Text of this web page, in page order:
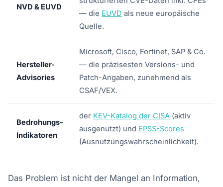
NVD & EUVD
— die EUVD als neue europäische
Quelle.
Hersteller-
Advisories
Microsoft, Cisco, Fortinet, SAP & Co.
— die präzisesten Versions- und
Patch-Angaben, zunehmend als
CSAF/VEX.
Bedrohungs-
Indikatoren
der KEV-Katalog der CISA (aktiv
ausgenutzt) und EPSS-Scores
(Ausnutzungswahrscheinlichkeit).
Das Problem ist nicht der Mangel an Information,